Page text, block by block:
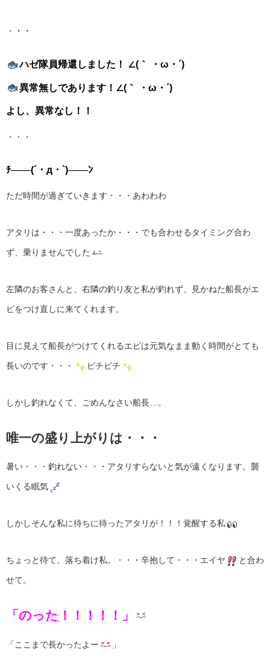
・ ・・
ハゼ隊員帰還しました！ ∠(｀ ・ω・´)
異常無しであります！∠(｀ ・ω・´)
よし、異常なし！！
・・・
ﾁ───(´・д・`)───ﾝ
ただ時間が過ぎていきます・・・あわわわ
アタリは・・・一度あったか・・・でも合わせるタイミング合わ
ず、乗りませんでした
左隣のお客さんと、右隣の釣り友と私が釣れず、見かねた船長がエ
ビをつけ直しに来てくれます。
目に見えて船長がつけてくれるエビは元気なまま動く時間がとても
長いのです・・・ ピチピチ
しかし釣れなくて、ごめんなさい船長…。
唯一の盛り上がりは・・・
暑い・・・釣れない・・・アタリすらないと気が遠くなります。襲
いくる眠気
しかしそんな私に待ちに待ったアタリが！！！覚醒する私
ちょっと待て、落ち着け私。・・・辛抱して・・・エイヤ と合わ
せて。
「のった！！！！！」
「ここまで長かったよー 」